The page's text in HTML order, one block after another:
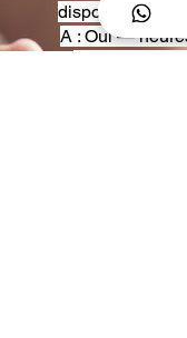
disposition
A : Oui —